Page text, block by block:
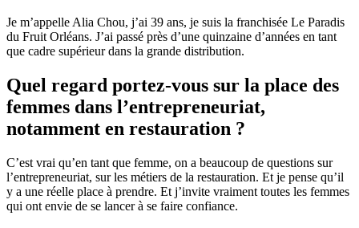
Je m’appelle Alia Chou, j’ai 39 ans, je suis la franchisée Le Paradis
du Fruit Orléans. J’ai passé près d’une quinzaine d’années en tant
que cadre supérieur dans la grande distribution.
Quel regard portez-vous sur la place des
femmes dans l’entrepreneuriat,
notamment en restauration ?
C’est vrai qu’en tant que femme, on a beaucoup de questions sur
l’entrepreneuriat, sur les métiers de la restauration. Et je pense qu’il
y a une réelle place à prendre. Et j’invite vraiment toutes les femmes
qui ont envie de se lancer à se faire confiance.